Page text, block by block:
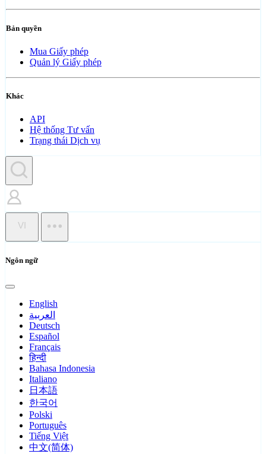
Bản quyền
Mua Giấy phép
Quản lý Giấy phép
Khác
API
Hệ thống Tư vấn
Trạng thái Dịch vụ
VI
Ngôn ngữ
English
العربية
Deutsch
Español
Français
हिन्दी
Bahasa Indonesia
Italiano
日本語
한국어
Polski
Português
Tiếng Việt
中文(简体)